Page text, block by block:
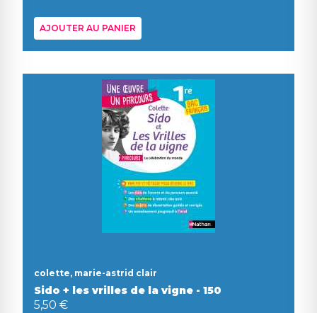
AJOUTER AU PANIER
colette, marie-astrid clair
Sido + les vrilles de la vigne - 150
5,50 €